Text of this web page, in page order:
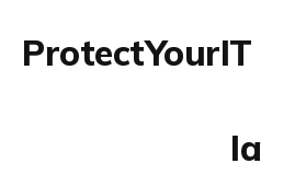
ProtectYourIT
Ia